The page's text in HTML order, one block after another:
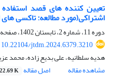
تعیین کننده های قصد
اشتراکی(مورد مطالعه: تاکسی های
دوره 11، شماره 2، تابستان 1402، صفحه
10.22104/jtdm.2024.6379.3210
هدیه سلطانیه، علی بدیع زاده، محمد
مشاهده مقاله
اصل مقاله K